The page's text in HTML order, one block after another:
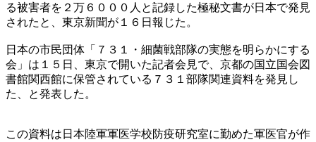
る被害者を２万６０００人と記録した極秘文書が日本で発見
されたと、東京新聞が１６日報じた。
日本の市民団体「７３１・細菌戦部隊の実態を明らかにする
会」は１５日、東京で開いた記者会見で、京都の国立国会図
書館関西館に保管されている７３１部隊関連資料を発見し
た、と発表した。
この資料は日本陸軍軍医学校防疫研究室に勤めた軍医官が作